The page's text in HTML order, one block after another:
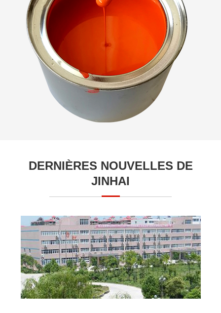
DERNIÈRES NOUVELLES DE
JINHAI